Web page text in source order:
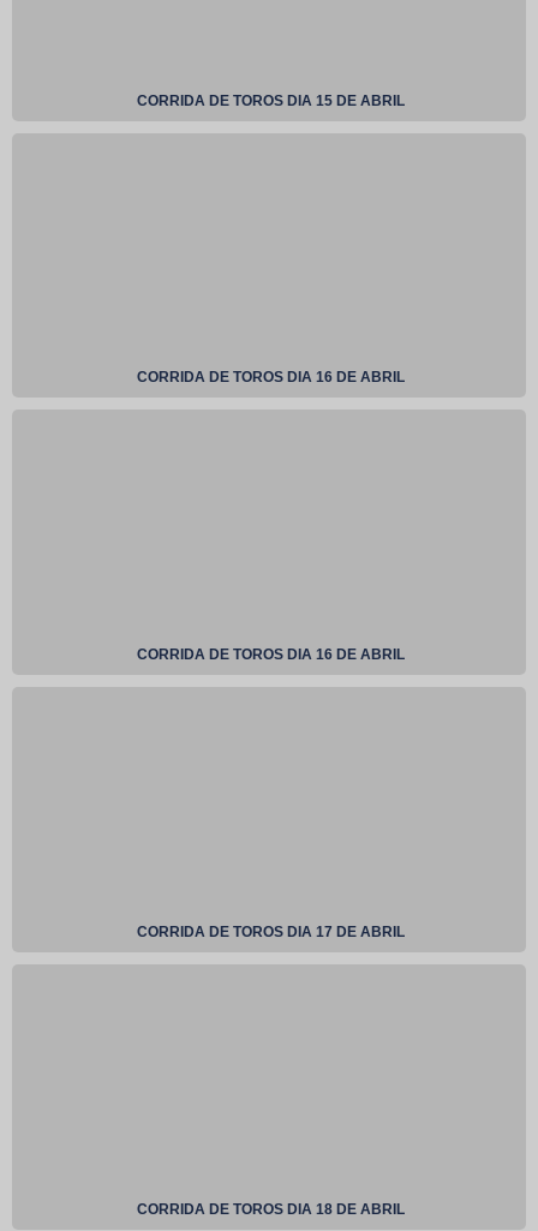
CORRIDA DE TOROS DIA 15 DE ABRIL
CORRIDA DE TOROS DIA 16 DE ABRIL
CORRIDA DE TOROS DIA 16 DE ABRIL
CORRIDA DE TOROS DIA 17 DE ABRIL
CORRIDA DE TOROS DIA 18 DE ABRIL